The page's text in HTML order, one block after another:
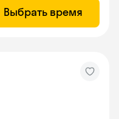
Выбрать время